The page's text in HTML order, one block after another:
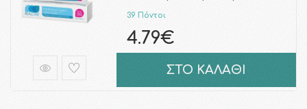
39 Πόντοι
4.79€
ΣΤΟ ΚΑΛΑΘΙ